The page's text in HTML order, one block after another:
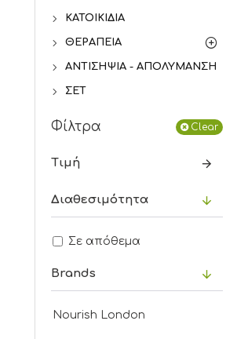
ΚΑΤΟΙΚΊΔΙΑ
ΘΕΡΑΠΕΊΑ
ΑΝΤΙΣΗΨΊΑ - ΑΠΟΛΎΜΑΝΣΗ
ΣΕΤ
Φίλτρα Clear
Τιμή
Brands
Nourish London
Διαθεσιμότητα
Σε απόθεμα